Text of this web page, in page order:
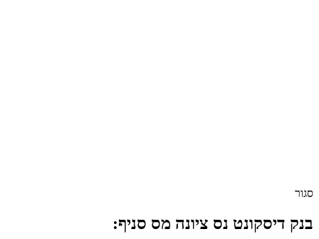
סגור
בנק דיסקונט נס ציונה מס סניף: